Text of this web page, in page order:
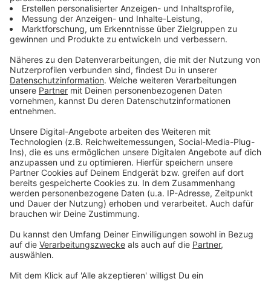
Beim Kindersitz ist der hohe Schwerpunkt das
Kind aus großer Höhe auf den Asphalt. Am "sichersten"
ist da noch der Fahrradanhänger, sagen die Unfall-
Forscher. Denn der hat wenigstens eine Art
Sicherheitszelle oder Überrollbügel über den Köpfen
Autofahrern im dichten Stadtverkehr übersehen.
Darum sollte man unbedingt eine möglichst
beleuchtete Teleskop-Fahne am Hänger anbringen.
Anzeige
An Helm und Gurt denken
Anzeige